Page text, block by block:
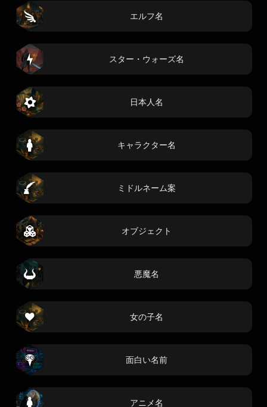
エルフ名
スター・ウォーズ名
日本人名
キャラクター名
ミドルネーム案
オブジェクト
悪魔名
女の子名
面白い名前
アニメ名